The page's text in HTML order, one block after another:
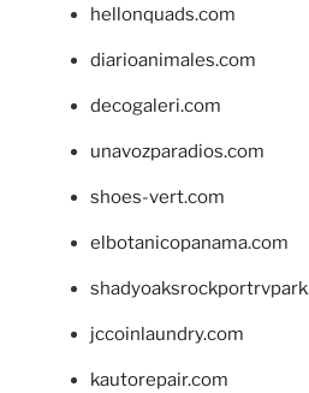
hellonquads.com
diarioanimales.com
decogaleri.com
unavozparadios.com
shoes-vert.com
elbotanicopanama.com
jccoinlaundry.com
kautorepair.com